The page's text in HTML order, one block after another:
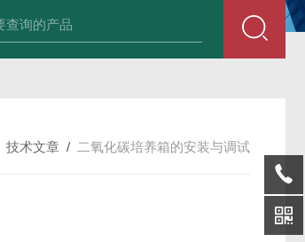
LYW-075N,上海雾腐蚀试验箱 YFX-150,盐雾腐蚀试
技术文章 / 二氧化碳培养箱的安装与调试